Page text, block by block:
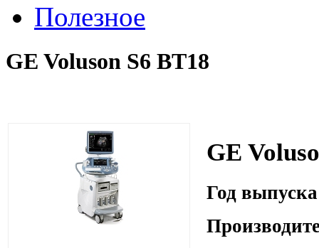
Полезное
GE Voluson S6 BT18
GE
Год